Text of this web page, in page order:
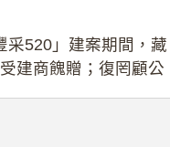
采520」建案期間，藏
建商餽贈；復罔顧公